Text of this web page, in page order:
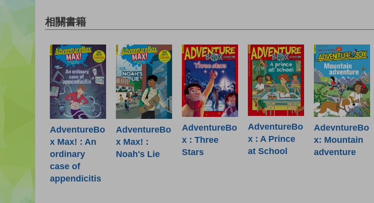
相關書籍
AdventureBo
x Max! : An
ordinary
case of
appendicitis
AdventureBo
x Max! :
Noah's Lie
AdventureBo
x : Three
Stars
AdventureBo
x : A Prince
at School
AdevntureBo
x: Mountain
adventure